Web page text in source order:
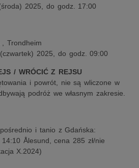
2025, do godz. 17:00
Trondheim
2025, do godz. 09:00
/ WRÓCIĆ Z REJSU
i powrót, nie są wliczone w
podróż we własnym zakresie.
i tanio z Gdańska:
Ålesund, cena 285 zł/nie
X.2024)